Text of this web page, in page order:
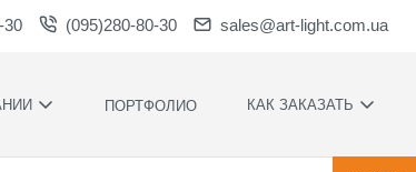
30 (095)280-80-30 sales@art-light.com.ua
ПОРТФОЛИО КАК ЗАКАЗАТЬ
НАШИ